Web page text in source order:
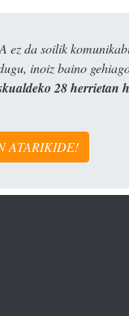
ez da soilik
inoiz baino
28 herrietan
ATARIKIDE!